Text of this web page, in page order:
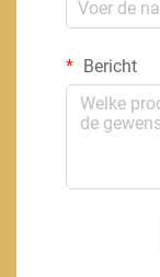
Bericht